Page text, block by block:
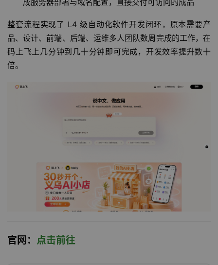
成服务器部署与域名配置，直接交付可访问的成品
整套流程实现了 L4 级自动化软件开发闭环，原本需要产
品、设计、前端、后端、运维多人团队数周完成的工作，在
码上飞上几分钟到几十分钟即可完成，开发效率提升数十
倍。
官网： 点击前往